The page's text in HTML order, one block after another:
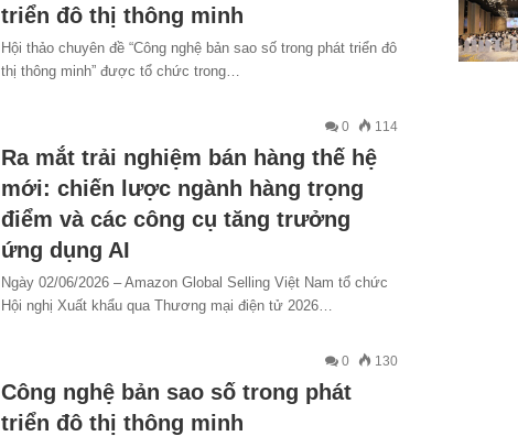
triển đô thị thông minh
Hội thảo chuyên đề “Công nghệ bản sao số trong phát triển đô
thị thông minh” được tổ chức trong…
0 114
Ra mắt trải nghiệm bán hàng thế hệ
mới: chiến lược ngành hàng trọng
điểm và các công cụ tăng trưởng
ứng dụng AI
Ngày 02/06/2026 – Amazon Global Selling Việt Nam tổ chức
Hội nghị Xuất khẩu qua Thương mại điện tử 2026…
0 130
Công nghệ bản sao số trong phát
triển đô thị thông minh